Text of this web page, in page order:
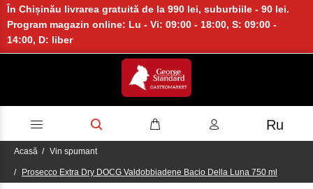
În Chișinău livrarea gratuită de la 990 lei, suburbiile - 90 lei.
Program magazin online: Lu - Vi: 09:00 - 18:00, S: 09:00 -
14:00, D: liber
Ru
Acasă Vin spumant
Proseсco Extra Dry DOCG Valdobbiadene Bacio Della Luna 750 ml